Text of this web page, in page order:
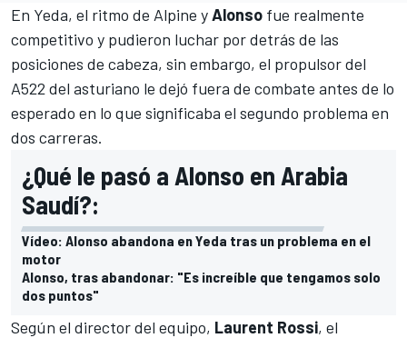
En Yeda, el ritmo de Alpine yAlonso fue realmente
competitivo y pudieron luchar por detrás de las
posiciones de cabeza, sin embargo, el propulsor del
A522 del asturiano le dejó fuera de combate antes de lo
esperado en lo que significaba el segundo problema en
dos carreras.
¿Qué le pasó a Alonso en Arabia
Saudí?:
Vídeo: Alonso abandona en Yeda tras un problema en el
motor
Alonso, tras abandonar: "Es increíble que tengamos solo
dos puntos"
Según el director del equipo, Laurent Rossi, el